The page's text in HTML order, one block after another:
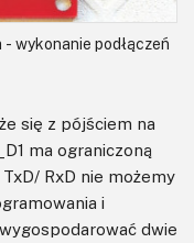
wykonanie podłączeń
się z pójściem na
ma ograniczoną
RxD nie możemy
i
dwie